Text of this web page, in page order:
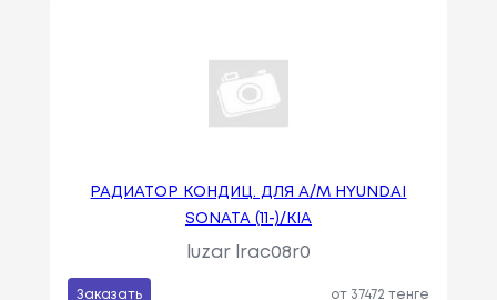
РАДИАТОР КОНДИЦ. ДЛЯ А/М HYUNDAI
SONATA (11-)/KIA
luzar lrac08r0
Заказать от 37472 тенге